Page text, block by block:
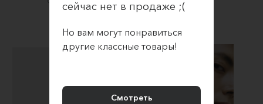
4500 ₽
сейчас нет в продаже ;(
Но вам могут понравиться
другие классные товары!
Смотреть